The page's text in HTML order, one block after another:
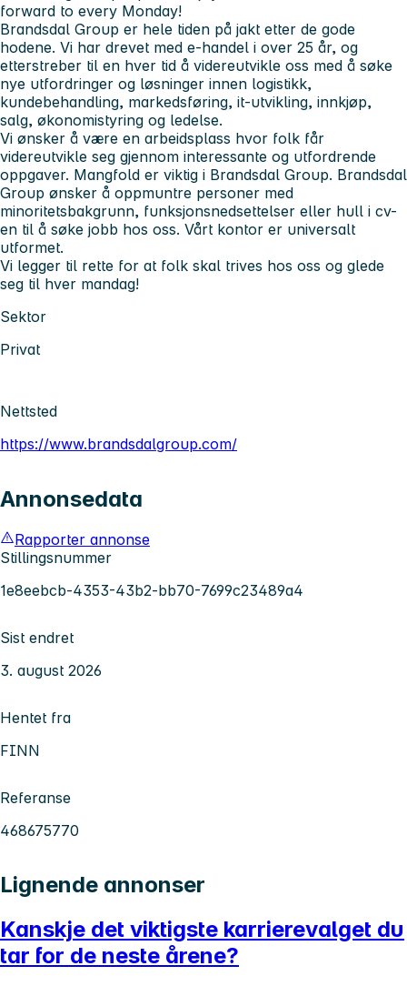
forward to every Monday!
Brandsdal Group er hele tiden på jakt etter de gode
hodene. Vi har drevet med e-handel i over 25 år, og
etterstreber til en hver tid å videreutvikle oss med å søke
nye utfordringer og løsninger innen logistikk,
kundebehandling, markedsføring, it-utvikling, innkjøp,
salg, økonomistyring og ledelse.
Vi ønsker å være en arbeidsplass hvor folk får
videreutvikle seg gjennom interessante og utfordrende
oppgaver. Mangfold er viktig i Brandsdal Group. Brandsdal
Group ønsker å oppmuntre personer med
minoritetsbakgrunn, funksjonsnedsettelser eller hull i cv-
en til å søke jobb hos oss. Vårt kontor er universalt
utformet.
Vi legger til rette for at folk skal trives hos oss og glede
seg til hver mandag!
Sektor
Privat
Nettsted
https://www.brandsdalgroup.com/
Annonsedata
Rapporter annonse
Stillingsnummer
1e8eebcb-4353-43b2-bb70-7699c23489a4
Sist endret
3. august 2026
Hentet fra
FINN
Referanse
468675770
Lignende annonser
Kanskje det viktigste karrierevalget du
tar for de neste årene?